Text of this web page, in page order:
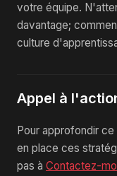
votre équipe.
davantage;
culture
Appel à
Pour approfondir
en place ces
pas à Contactez-